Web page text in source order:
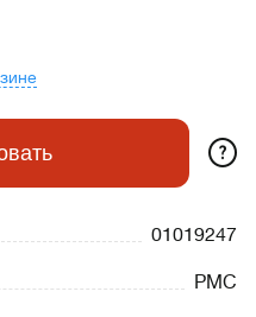
?
01019247
PMC